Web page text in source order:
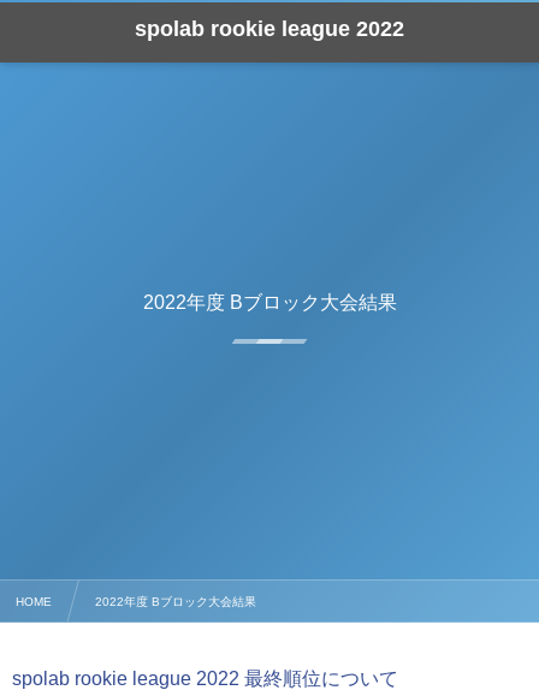
spolab rookie league 2022
2022年度 Bブロック大会結果
HOME 2022年度 Bブロック大会結果
spolab rookie league 2022 最終順位について